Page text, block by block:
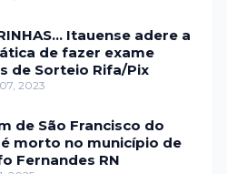
Itauense adere a
de fazer exame
de Sorteio Rifa/Pix
2023
de São Francisco do
morto no município de
Fernandes RN